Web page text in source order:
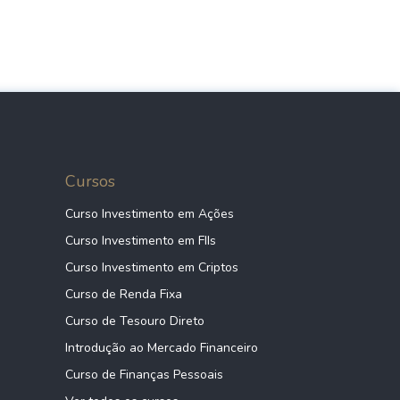
Cursos
Curso Investimento em Ações
Curso Investimento em FIIs
Curso Investimento em Criptos
Curso de Renda Fixa
Curso de Tesouro Direto
Introdução ao Mercado Financeiro
Curso de Finanças Pessoais